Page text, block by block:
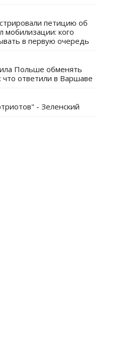
петицию об
мобилизации: кого
в первую очередь
Польше обменять
ответили в Варшаве
- Зеленский